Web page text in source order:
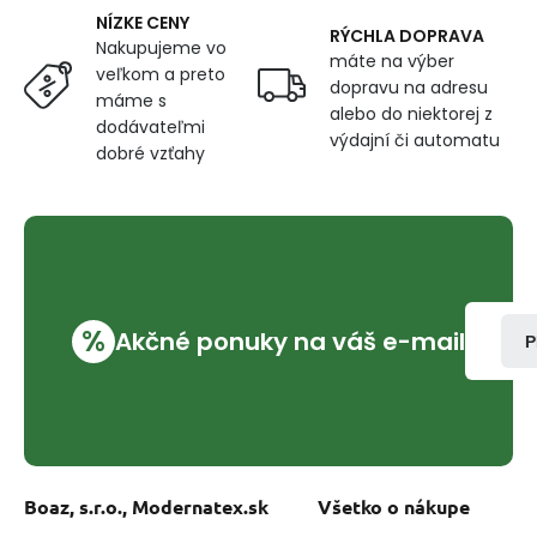
NÍZKE CENY
Nakupujeme vo
veľkom a preto
máme s
dodávateľmi
dobré vzťahy
RÝCHLA DOPRAVA
máte na výber
dopravu na adresu
alebo do niektorej z
výdajní či automatu
% Akčné ponuky na váš e-mail
Boaz, s.r.o., Modernatex.sk Všetko o nákupe